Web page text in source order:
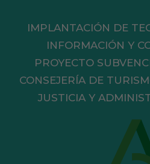
IMPLANTACIÓN DE
INFORMACIÓN Y
PROYECTO
CONSEJERÍA DE
JUSTICIA Y